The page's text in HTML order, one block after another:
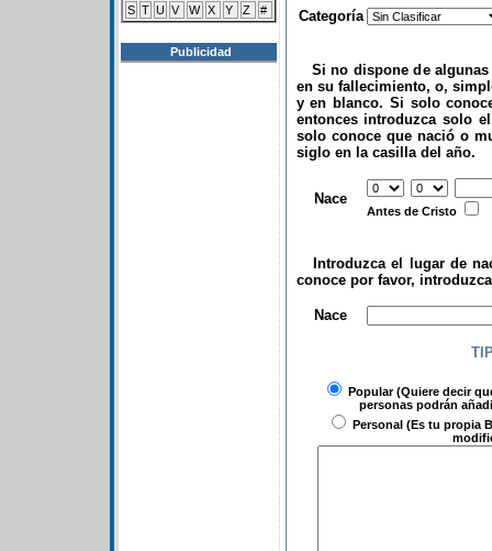
S T U V W X Y Z #
Publicidad
Categoría
Si no dispone de algunas
en su fallecimiento, o,
y en blanco. Si solo
entonces introduzca solo
solo conoce que nació o
siglo en la casilla del año.
Nace
Antes de Cristo
Introduzca el lugar de
conoce por favor,
Nace
Popular(Quiere decir
personas podrán
Personal (Es tu propia